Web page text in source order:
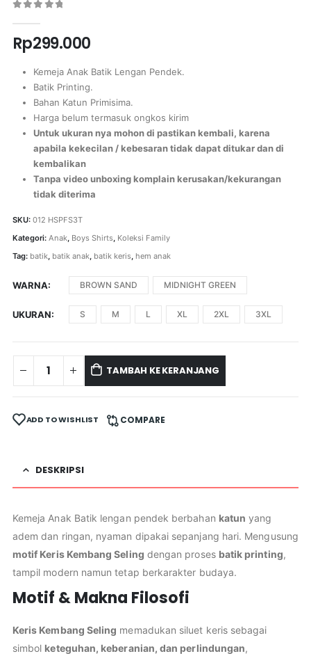
Rp299.000
Kemeja Anak Batik Lengan Pendek.
Batik Printing.
Bahan Katun Primisima.
Harga belum termasuk ongkos kirim
Untuk ukuran nya mohon di pastikan kembali, karena
apabila kekecilan / kebesaran tidak dapat ditukar dan di
kembalikan
Tanpa video unboxing komplain kerusakan/kekurangan
tidak diterima
SKU: 012 HSPFS3T
Kategori: Anak, Boys Shirts, Koleksi Family
Tag: batik, batik anak, batik keris, hem anak
WARNA BROWN SAND MIDNIGHT GREEN
UKURAN S M L XL 2XL 3XL
TAMBAH KE KERANJANG
ADD TO WISHLIST COMPARE
DESKRIPSI
Kemeja Anak Batik lengan pendek berbahan katun yang
adem dan ringan, nyaman dipakai sepanjang hari. Mengusung
motif Keris Kembang Seling dengan proses batik printing,
tampil modern namun tetap berkarakter budaya.
Motif & Makna Filosofi
Keris Kembang Seling memadukan siluet keris sebagai
simbol keteguhan, keberanian, dan perlindungan,